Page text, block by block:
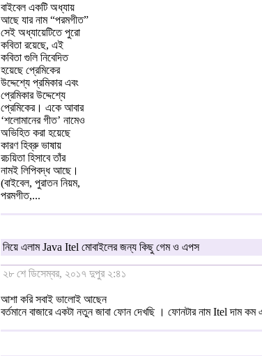
বাইবেল একটি অধ্যায়
আছে যার নাম “পরমগীত”
সেই অধ্যায়েটিতে পুরো
কবিতা রয়েছে, এই
কবিতা গুলি নিবেদিত
হয়েছে প্রেমিকের
উদ্দেশ্যে প্রমিকার এবং
প্রেমিকার উদ্দেশ্যে
প্রেমিকের। একে আবার
‘শলোমানের গীত’ নামেও
অভিহিত করা হয়েছে
কারণ হিব্রু ভাষায়
রচয়িতা হিসাবে তাঁর
নামই লিপিবদ্ধ আছে।
(বাইবেল, পুরাতন নিয়ম,
পরমগীত,...
নিয়ে এলাম Java Itel মোবাইলের জন্য কিছু গেম ও এপস
২৮ শে ডিসেম্বর, ২০১৭ দুপুর ২:৪১
আশা করি সবাই ভালোই আছেন
বর্তমানে বাজারে একটা নতুন জাবা ফোন দেখছি । ফোনটার নাম Itel দাম